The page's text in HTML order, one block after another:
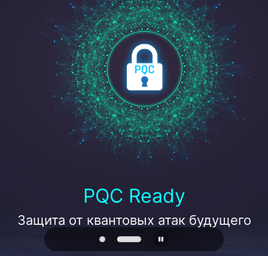
PQC Ready
Защита от квантовых атак будущего